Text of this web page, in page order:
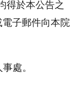
得於本公告之
電子郵件向本院
處。